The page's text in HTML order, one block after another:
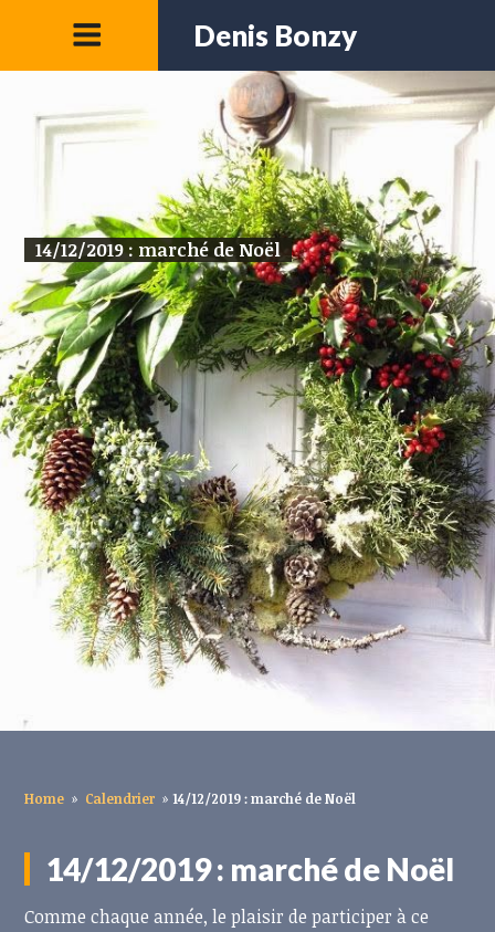
Denis Bonzy
14/12/2019 : marché de Noël
Home » Calendrier » 14/12/2019 : marché de Noël
14/12/2019 : marché de Noël
Comme chaque année, le plaisir de participer à ce